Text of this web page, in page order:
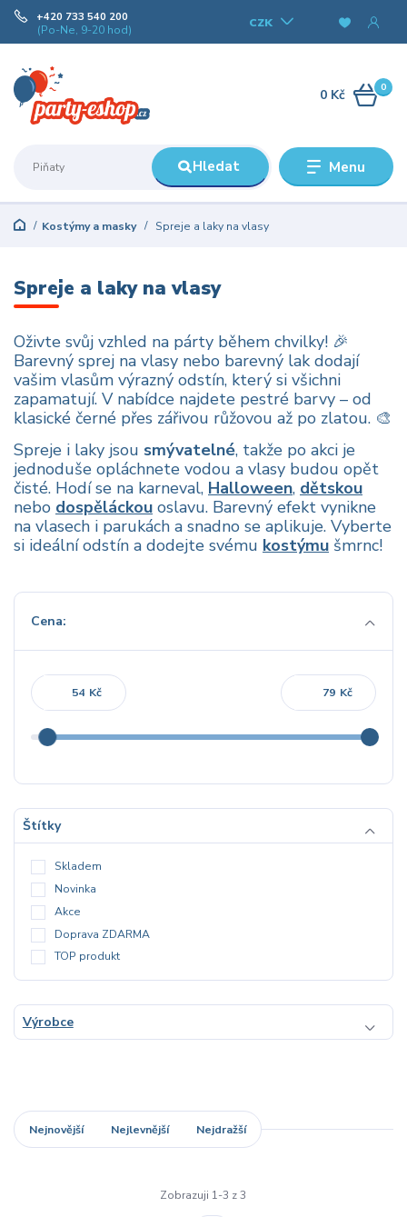
Menu
CZK
Hledat
+420 733 540 200
(Po-Ne, 9-20 hod)
0
0 Kč
Kostýmy a masky Spreje a laky na vlasy
Spreje a laky na vlasy
Oživte svůj vzhled na párty během chvilky! 🎉
Barevný sprej na vlasy nebo barevný lak dodají
vašim vlasům výrazný odstín, který si všichni
zapamatují. V nabídce najdete pestré barvy – od
klasické černé přes zářivou růžovou až po zlatou. 🎨
Spreje i laky jsou smývatelné, takže po akci je
jednoduše opláchnete vodou a vlasy budou opět
čisté. Hodí se na karneval, Halloween, dětskou
nebo dospěláckou oslavu. Barevný efekt vynikne
na vlasech i parukách a snadno se aplikuje. Vyberte
si ideální odstín a dodejte svému kostýmu šmrnc!
Cena:
Kč Kč
Štítky
Skladem
Novinka
Akce
Doprava ZDARMA
TOP produkt
Výrobce
Nejnovější Nejlevnější Nejdražší
Zobrazuji 1-3 z 3